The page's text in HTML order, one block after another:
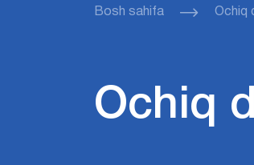
Bosh sahifa Ochiq
Ochiq